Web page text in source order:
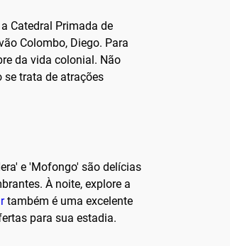
Catedral Primada de
Colombo, Diego. Para
da vida colonial. Não
trata de atrações
e 'Mofongo' são delícias
À noite, explore a
também é uma excelente
para sua estadia.